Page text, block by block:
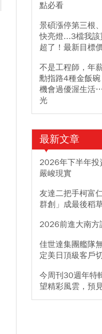
點必看
景碩漲停第三根
快亮燈...3檔我
超了！最新目標
不是工程師，年
勳指路4種金飯
機會過優渥生活
光
最新文章
2026年下半年投
嚴峻現實
友達二把手柯富
群創」成最後稻
2026前進大南方
佳世達集團艦隊
定美日頂級客戶
今周刊30週年特
望精彩風雲，預